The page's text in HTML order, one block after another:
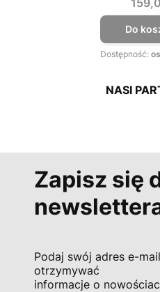
Do
Dostępność:
NASI
Zapisz się
Podaj swój adres e-
otrzymywać
informacje o